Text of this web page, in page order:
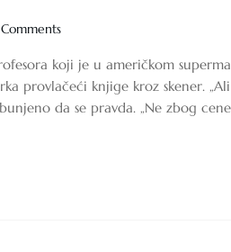
koji je u američkom
provlačeći knjige kroz skener.
da se pravda. „Ne zbog